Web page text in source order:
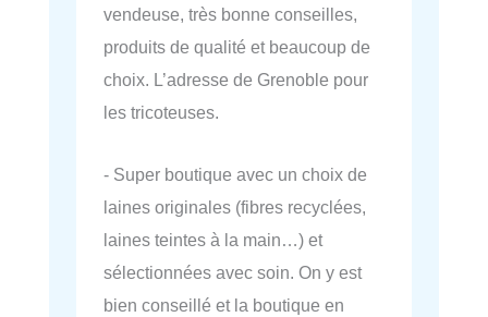
vendeuse, très bonne conseilles,
produits de qualité et beaucoup de
choix. L’adresse de Grenoble pour
les tricoteuses.
- Super boutique avec un choix de
laines originales (fibres recyclées,
laines teintes à la main…) et
sélectionnées avec soin. On y est
bien conseillé et la boutique en